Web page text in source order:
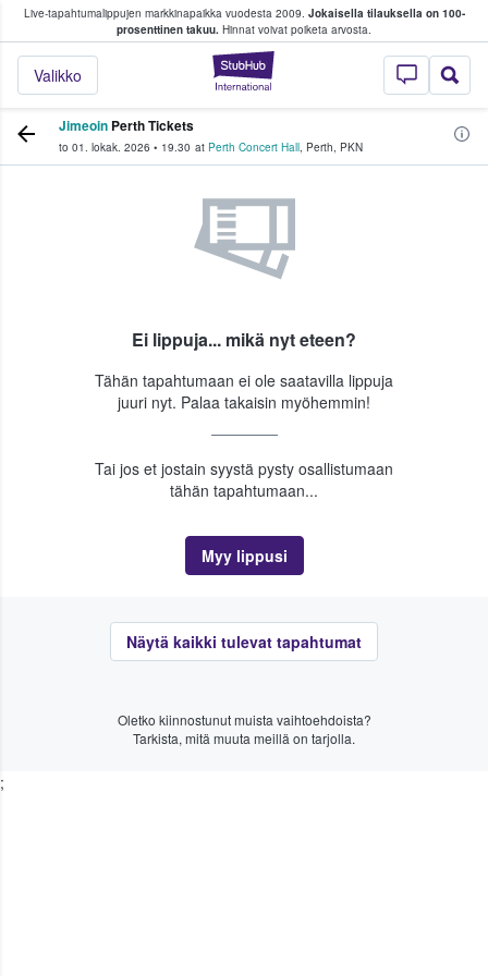
Live-tapahtumalippujen markkinapaikka vuodesta 2009. Jokaisella tilauksella on 100-
prosenttinen takuu. Hinnat voivat poiketa arvosta.
StubHub -
Valikko
fanit ostavat ja myyvät lippuja
Jimeoin Perth Tickets
to 01. lokak. 2026 • 19.30 at Perth Concert Hall, Perth, PKN
Ei lippuja... mikä nyt eteen?
Tähän tapahtumaan ei ole saatavilla lippuja
juuri nyt. Palaa takaisin myöhemmin!
Tai jos et jostain syystä pysty osallistumaan
tähän tapahtumaan...
Myy lippusi
Näytä kaikki tulevat tapahtumat
Oletko kiinnostunut muista vaihtoehdoista?
Tarkista, mitä muuta meillä on tarjolla.
;